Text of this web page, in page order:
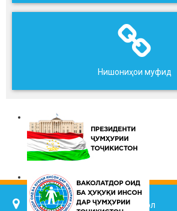
Нишониҳои муфид
734025, ш. Душанбе, кӯч. Ҷалол